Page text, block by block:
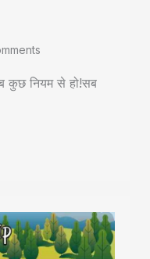
कुछ नियम से हो!सब